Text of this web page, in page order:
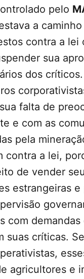
pelo
a
contra a lei
sua
dos
falta de
e com as
pela
contra a lei,
de vender
estrangeiras e
com
suas críticas.
agricultores e